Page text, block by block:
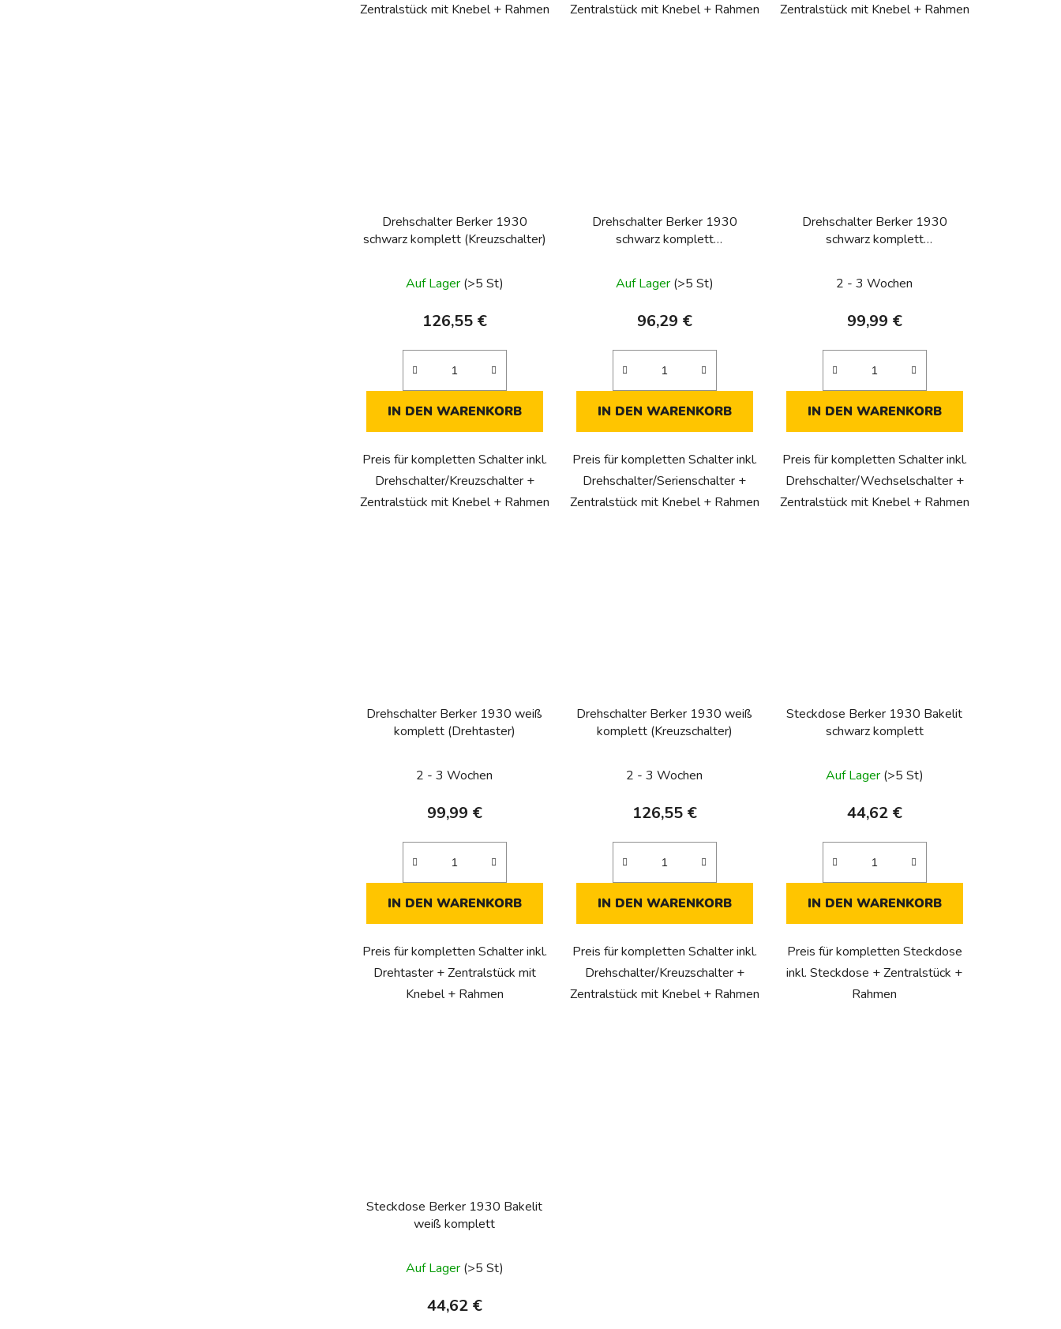
Zentralstück mit Knebel + Rahmen
Zentralstück mit Knebel + Rahmen
Zentralstück mit Knebel + Rahmen
Drehschalter Berker 1930
schwarz komplett (Kreuzschalter)
Auf Lager (>5 St)
126,55 €
IN DEN WARENKORB
Preis für kompletten Schalter inkl.
Drehschalter/Kreuzschalter +
Zentralstück mit Knebel + Rahmen
Drehschalter Berker 1930
schwarz komplett
Auf Lager (>5 St)
96,29 €
IN DEN WARENKORB
Preis für kompletten Schalter inkl.
Drehschalter/Serienschalter +
Zentralstück mit Knebel + Rahmen
Drehschalter Berker 1930
schwarz komplett
2 - 3 Wochen
99,99 €
IN DEN WARENKORB
Preis für kompletten Schalter inkl.
Drehschalter/Wechselschalter +
Zentralstück mit Knebel + Rahmen
Drehschalter Berker 1930 weiß
komplett (Drehtaster)
2 - 3 Wochen
99,99 €
IN DEN WARENKORB
Preis für kompletten Schalter inkl.
Drehtaster + Zentralstück mit
Knebel + Rahmen
Drehschalter Berker 1930 weiß
komplett (Kreuzschalter)
2 - 3 Wochen
126,55 €
IN DEN WARENKORB
Preis für kompletten Schalter inkl.
Drehschalter/Kreuzschalter +
Zentralstück mit Knebel + Rahmen
Steckdose Berker 1930 Bakelit
schwarz komplett
Auf Lager (>5 St)
44,62 €
IN DEN WARENKORB
Preis für kompletten Steckdose
inkl. Steckdose + Zentralstück +
Rahmen
Steckdose Berker 1930 Bakelit
weiß komplett
Auf Lager (>5 St)
44,62 €